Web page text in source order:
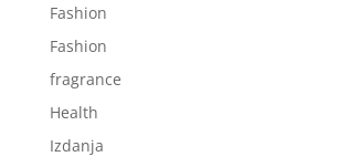
Fashion
Fashion
fragrance
Health
Izdanja